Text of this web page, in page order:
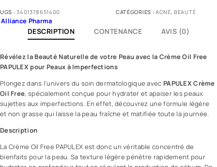
UGS :3401378651400 CATÉGORIES : ACNÉ,BEAUTÉ
Alliance Pharma
DESCRIPTION CONTENANCE AVIS (0)
Révélez la Beauté Naturelle de votre Peau avec la Crème Oil Free
PAPULEX pour Peaux à Imperfections
Plongez dans l’univers du soin dermatologique avec PAPULEXCrème
Oil Free, spécialement conçue pour hydrater et apaiser les peaux
sujettes aux imperfections. En effet, découvrez une formule légère
et non grasse qui laisse la peau fraîche et matifiée toute la journée.
Description
La Crème Oil Free PAPULEX est donc un véritable concentré de
bienfaits pour la peau. Sa texture légère pénètre rapidement pour